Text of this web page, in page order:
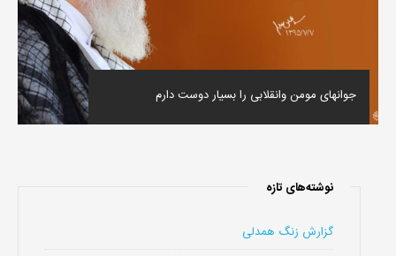
جوانهای مومن وانقلابی را بسیار دوست دارم
نوشته‌های تازه
گزارش زنگ همدلی